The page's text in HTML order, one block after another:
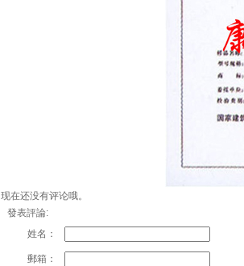
现在还没有评论哦。
發表評論:
姓名：
郵箱：